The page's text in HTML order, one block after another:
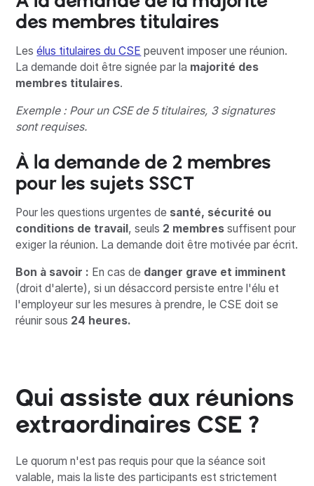
des membres titulaires
Lesélus titulaires du CSE peuvent imposer une réunion.
La demande doit être signée par la majorité des
membres titulaires.
Exemple : Pour un CSE de 5 titulaires, 3 signatures
sont requises.
À la demande de 2 membres
pour les sujets SSCT
Pour les questions urgentes de santé, sécurité ou
conditions de travail, seuls 2 membres suffisent pour
exiger la réunion. La demande doit être motivée par écrit.
Bon à savoir : En cas de danger grave et imminent
(droit d'alerte), si un désaccord persiste entre l'élu et
l'employeur sur les mesures à prendre, le CSE doit se
réunir sous 24 heures.
Qui assiste aux réunions
extraordinaires CSE ?
Le quorum n'est pas requis pour que la séance soit
valable, mais la liste des participants est strictement